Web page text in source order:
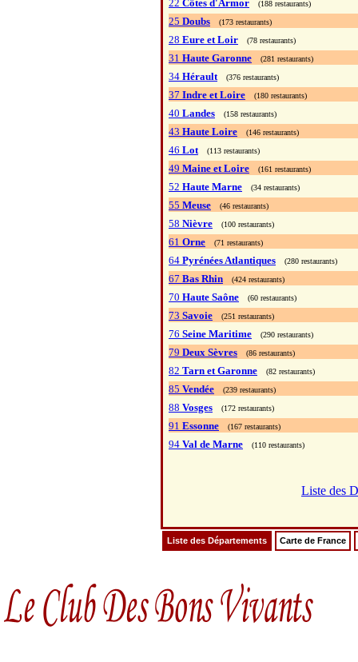
22 Côtes d'Armor (188 restaurants)
25 Doubs (173 restaurants)
28 Eure et Loir (78 restaurants)
31 Haute Garonne (281 restaurants)
34 Hérault (376 restaurants)
37 Indre et Loire (180 restaurants)
40 Landes (158 restaurants)
43 Haute Loire (146 restaurants)
46 Lot (113 restaurants)
49 Maine et Loire (161 restaurants)
52 Haute Marne (34 restaurants)
55 Meuse (46 restaurants)
58 Nièvre (100 restaurants)
61 Orne (71 restaurants)
64 Pyrénées Atlantiques (280 restaurants)
67 Bas Rhin (424 restaurants)
70 Haute Saône (60 restaurants)
73 Savoie (251 restaurants)
76 Seine Maritime (290 restaurants)
79 Deux Sèvres (86 restaurants)
82 Tarn et Garonne (82 restaurants)
85 Vendée (239 restaurants)
88 Vosges (172 restaurants)
91 Essonne (167 restaurants)
94 Val de Marne (110 restaurants)
Liste des
Liste des Départements Carte de France